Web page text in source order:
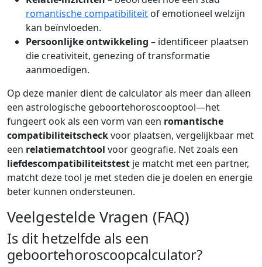
romantische compatibiliteit of emotioneel welzijn
kan beïnvloeden.
Persoonlijke ontwikkeling – identificeer plaatsen
die creativiteit, genezing of transformatie
aanmoedigen.
Op deze manier dient de calculator als meer dan alleen
een astrologische geboortehoroscooptool—het
fungeert ook als een vorm van een romantische
compatibiliteitscheckvoor plaatsen, vergelijkbaar met
een relatiematchtool voor geografie. Net zoals een
liefdescompatibiliteitstest je matcht met een partner,
matcht deze tool je met steden die je doelen en energie
beter kunnen ondersteunen.
Veelgestelde Vragen (FAQ)
Is dit hetzelfde als een
geboortehoroscoopcalculator?